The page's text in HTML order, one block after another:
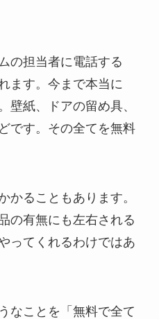
の担当者に電話する
ます。今まで本当に
壁紙、ドアの留め具、
です。その全てを無料
ることもあります。
の有無にも左右される
ってくれるわけではあ
なことを「無料で全て